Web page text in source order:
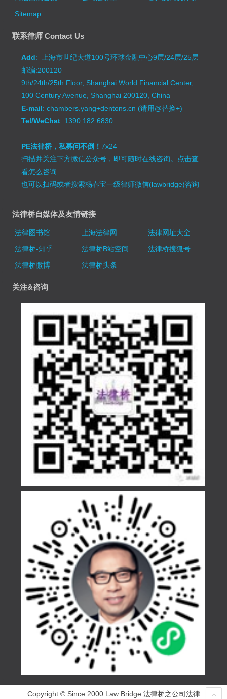
Sitemap
联系律师 Contact Us
Add: 上海市世纪大道100号环球金融中心9层/24层/25层
邮编:200120
9th/24th/25th Floor, Shanghai World Financial Center,
100 Century Avenue, Shanghai 200120, China
E-mail: chambers.yang+dentons.cn (请用@替换+)
Tel/WeChat: 1390 182 6830
PE法律桥，私募问不倒！7x24
扫描并关注下方微信公众号，即可随时在线咨询。 点击查
看怎么咨询
也可以扫码或者搜索杨春宝一级律师微信(lawbridge)咨询
法律桥自媒体及友情链接
法律图书馆 上海法律网
法律网址大全
法律桥-知乎
法律桥B站空间
法律桥搜狐号
法律桥微博
法律桥头条
关注&咨询
Copyright © Since 2000 Law Bridge 法律桥之公司法律